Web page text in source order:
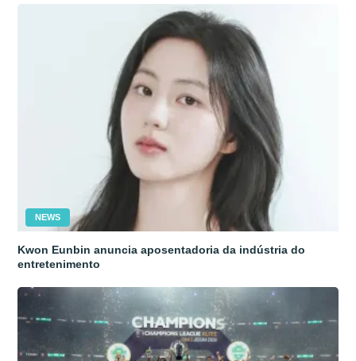
NEWS
Kwon Eunbin anuncia aposentadoria da indústria do
entretenimento